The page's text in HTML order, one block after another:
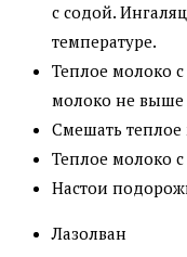
с содой.
температуре.
Теплое молоко
молоко не выше
Смешать
Теплое молоко
Настои
Лазолван